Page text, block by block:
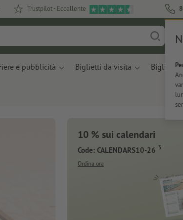
Trustpilot - Eccellente
e pubblicità Biglietti da visita Biglietti
10 % sui calendari
Code: CALENDARS10-26 3
Ordina ora